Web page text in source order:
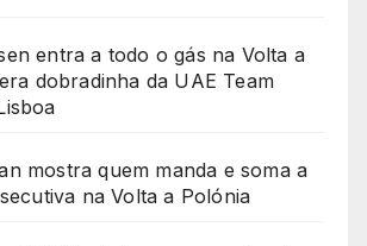
entra a todo o gás na Volta a
dobradinha da UAE Team
mostra quem manda e soma a
na Volta a Polónia